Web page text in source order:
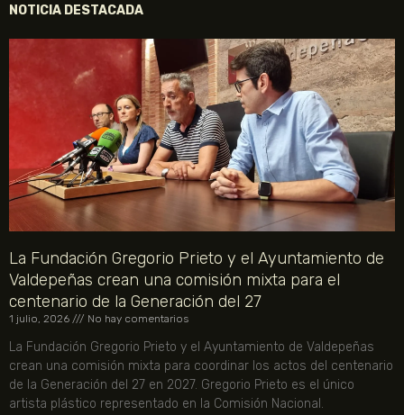
NOTICIA DESTACADA
La Fundación Gregorio Prieto y el Ayuntamiento de
Valdepeñas crean una comisión mixta para el
centenario de la Generación del 27
1 julio, 2026 No hay comentarios
La Fundación Gregorio Prieto y el Ayuntamiento de Valdepeñas
crean una comisión mixta para coordinar los actos del centenario
de la Generación del 27 en 2027. Gregorio Prieto es el único
artista plástico representado en la Comisión Nacional.